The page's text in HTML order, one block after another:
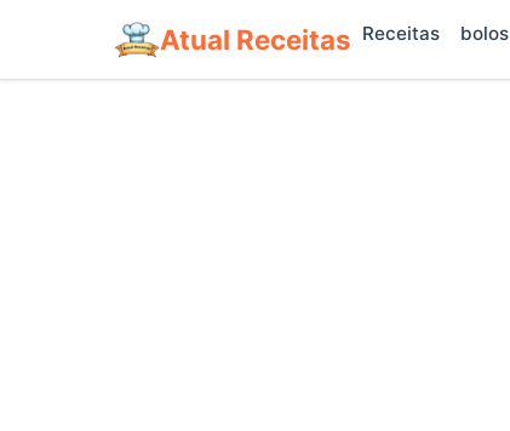
Atual Receitas Receitas bolos